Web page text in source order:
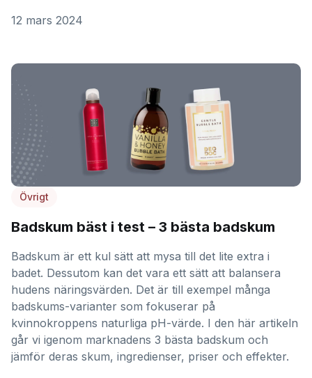
12 mars 2024
Övrigt
Badskum bäst i test – 3 bästa badskum
Badskum är ett kul sätt att mysa till det lite extra i
badet. Dessutom kan det vara ett sätt att balansera
hudens näringsvärden. Det är till exempel många
badskums-varianter som fokuserar på
kvinnokroppens naturliga pH-värde. I den här artikeln
går vi igenom marknadens 3 bästa badskum och
jämför deras skum, ingredienser, priser och effekter.